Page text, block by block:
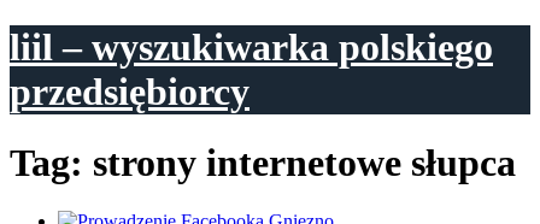
liil – wyszukiwarka polskiego
przedsiębiorcy
Tag: strony internetowe słupca